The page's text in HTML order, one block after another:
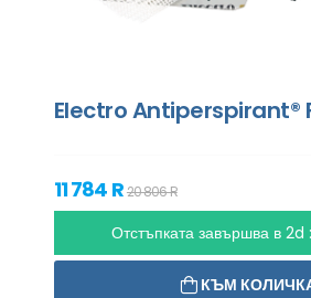
Electro Antiperspirant®
11 784 R20 806 R
Отстъпката завършва в 2d
КЪМ